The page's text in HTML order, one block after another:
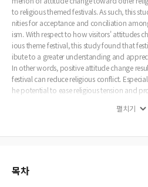
to religious themed festivals. As such, this
nities for acceptance and conciliation
ism. With respect to how visitors' attitudes
ious theme festival, this study found that
ibute to a greater understanding and
In other words, positive attitude change
festival can reduce religious conflict.
he potential to ease religious tension and
펼치기
목차